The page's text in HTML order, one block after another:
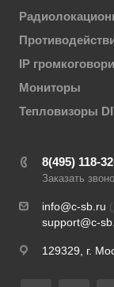
IP
Мониторы
Тепловизоры
8(495) 118-
Заказать
info@c-sb.ru
support@c-
129329, г.